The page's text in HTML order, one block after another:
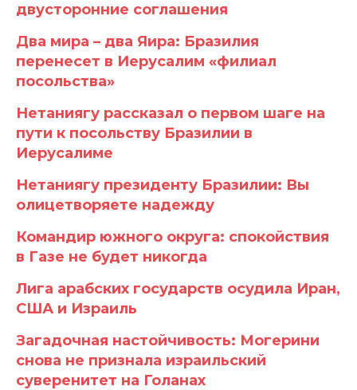
двусторонние соглашения
Два мира – два Яира: Бразилия
перенесет в Иерусалим «филиал
посольства»
Нетаниягу рассказал о первом шаге на
пути к посольству Бразилии в
Иерусалиме
Нетаниягу президенту Бразилии: Вы
олицетворяете надежду
Командир южного округа: спокойствия
в Газе не будет никогда
Лига арабских государств осудила Иран,
США и Израиль
Загадочная настойчивость: Могерини
снова не признала израильский
суверенитет на Голанах